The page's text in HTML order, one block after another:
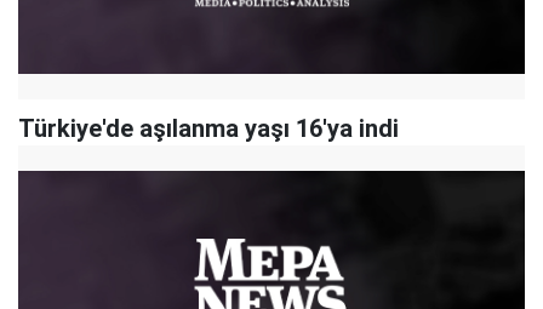
Türkiye'de aşılanma yaşı 16'ya indi